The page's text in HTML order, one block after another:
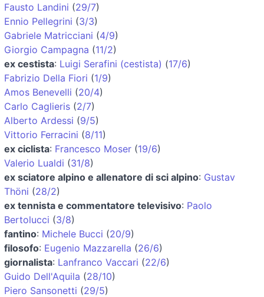
Fausto Landini (29/7)
Ennio Pellegrini (3/3)
Gabriele Matricciani (4/9)
Giorgio Campagna (11/2)
ex cestista: Luigi Serafini (cestista) (17/6)
Fabrizio Della Fiori (1/9)
Amos Benevelli (20/4)
Carlo Caglieris (2/7)
Alberto Ardessi (9/5)
Vittorio Ferracini (8/11)
ex ciclista: Francesco Moser (19/6)
Valerio Lualdi (31/8)
ex sciatore alpino e allenatore di sci alpino: Gustav
Thöni (28/2)
ex tennista e commentatore televisivo: Paolo
Bertolucci (3/8)
fantino: Michele Bucci (20/9)
filosofo: Eugenio Mazzarella (26/6)
giornalista: Lanfranco Vaccari (22/6)
Guido Dell'Aquila (28/10)
Piero Sansonetti (29/5)